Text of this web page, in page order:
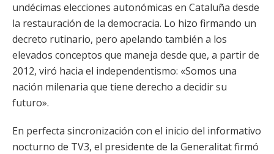
undécimas elecciones autonómicas en Cataluña desde
la restauración de la democracia. Lo hizo firmando un
decreto rutinario, pero apelando también a los
elevados conceptos que maneja desde que, a partir de
2012, viró hacia el independentismo: «Somos una
nación milenaria que tiene derecho a decidir su
futuro».
En perfecta sincronización con el inicio del informativo
nocturno de TV3, el presidente de la Generalitat firmó